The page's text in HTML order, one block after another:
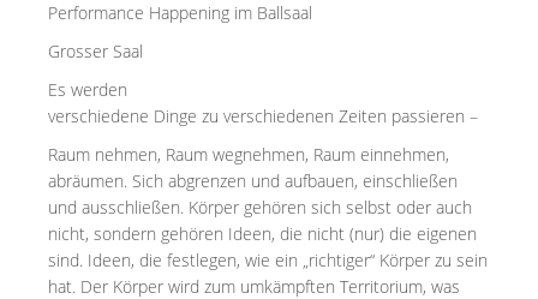
Performance Happening im Ballsaal
Grosser Saal
Es werden
verschiedene Dinge zu verschiedenen Zeiten passieren –
Raum nehmen, Raum wegnehmen, Raum einnehmen,
abräumen. Sich abgrenzen und aufbauen, einschließen
und ausschließen. Körper gehören sich selbst oder auch
nicht, sondern gehören Ideen, die nicht (nur) die eigenen
sind. Ideen, die festlegen, wie ein „richtiger“ Körper zu sein
hat. Der Körper wird zum umkämpften Territorium, was